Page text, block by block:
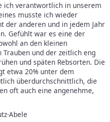
ich verantwortlich in unserem
musste ich wieder
der anderen und in jedem Jahr
Gefühlt war es eine der
an den kleinen
Trauben und der zeitlich eng
und späten Rebsorten. Die
etwa 20% unter dem
überdurchschnittlich, die
oft auch eine angenehme,
Abele